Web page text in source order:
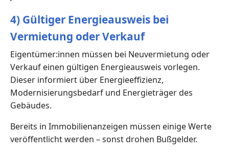
4) Gültiger Energieausweis bei
Vermietung oder Verkauf
Eigentümer:innen müssen bei Neuvermietung oder
Verkauf einen gültigen Energieausweis vorlegen.
Dieser informiert über Energieeffizienz,
Modernisierungsbedarf und Energieträger des
Gebäudes.
Bereits in Immobilienanzeigen müssen einige Werte
veröffentlicht werden – sonst drohen Bußgelder.